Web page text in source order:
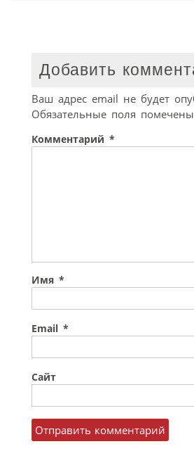
Добавить
Ваш адрес email не будет
Обязательные поля помечены
Комментарий *
Имя *
Email *
Сайт